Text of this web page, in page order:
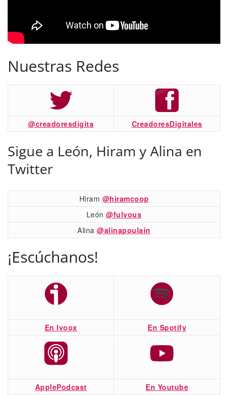
Nuestras Redes
@creadoresdigita CreadoresDigitales
Sigue a León, Hiram y Alina en
Twitter
Hiram @hiramcoop
León@fulvous
Alina@alinapoulain
¡Escúchanos!
En Ivoox En Spotify
ApplePodcast En Youtube